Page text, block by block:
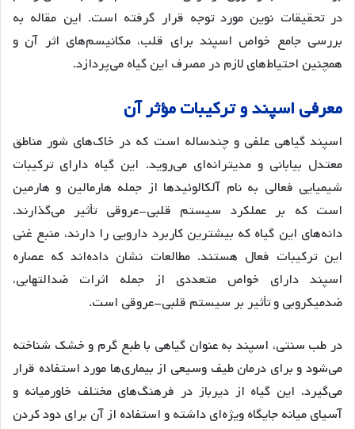
در تحقیقات نوین مورد توجه قرار گرفته است. این مقاله به
بررسی جامع خواص اسپند برای قلب، مکانیسم‌های اثر آن و
همچنین احتیاط‌های لازم در مصرف این گیاه می‌پردازد.
معرفی اسپندوترکیباتمؤثرآن
اسپند گیاهی علفی و چندساله است که در خاک‌های شور مناطق
معتدل بیابانی و مدیترانه‌ای می‌روید. این گیاه دارای ترکیبات
شیمیایی فعالی به نام آلکالوئیدها از جمله هارمالین و هارمین
است که بر عملکرد سیستم قلبی-عروقی تأثیر می‌گذارند.
دانه‌های این گیاه که بیشترین کاربرد دارویی را دارند، منبع غنی
این ترکیبات فعال هستند. مطالعات نشان داده‌اند که عصاره
اسپند دارای خواص متعددی از جمله اثرات ضدالتهابی،
ضدمیکروبی و تأثیر بر سیستم قلبی-عروقی است.
در طب سنتی، اسپند به عنوان گیاهی با طبع گرم و خشک شناخته
می‌شود و برای درمان طیف وسیعی از بیماری‌ها مورد استفاده قرار
می‌گیرد. این گیاه از دیرباز در فرهنگ‌های مختلف خاورمیانه و
آسیای میانه جایگاه ویژه‌ای داشته و استفاده از آن برای دود کردن